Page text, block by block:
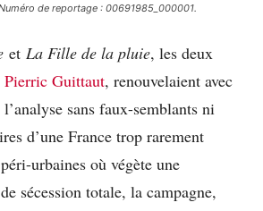
de reportage : 00691985_000001.
et La Fille de la pluie, les deux
Pierric Guittaut, renouvelaient avec
sans faux-semblants ni
d’une France trop rarement
urbaines où végète une
sécession totale, la campagne,